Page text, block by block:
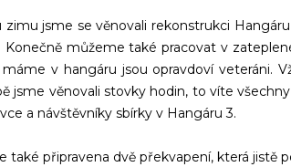
zimu jsme se věnovali rekonstrukci
Konečně můžeme také pracovat v z
v hangáru jsou opravdoví veteráni.
jsme věnovali stovky hodin, to víte
a návštěvníky sbírky v Hangáru 3.
také připravena dvě překvapení, která jistě